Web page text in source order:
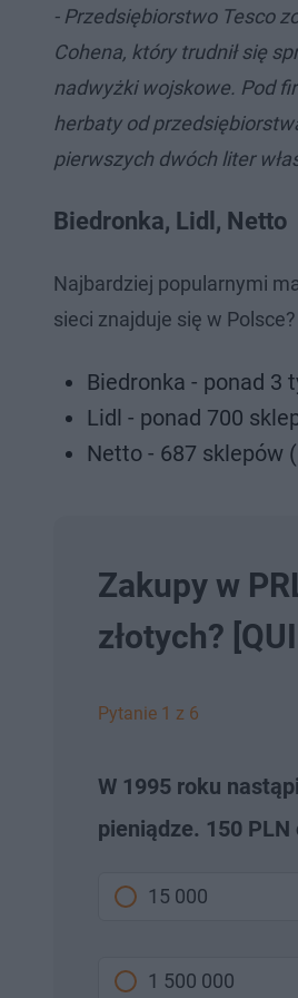
- Przedsiębiorstwo Tesco
Cohena, który trudnił się
nadwyżki wojskowe. Pod
herbaty od
pierwszych dwóch liter
Biedronka, Lidl, Netto
Najbardziej popularnymi
sieci znajduje się w Polsce?
Biedronka - ponad 3
Lidl - ponad 700
Netto - 687 sklepów
Zakupy w
złotych?
Pytanie 1 z 6
W 1995 roku
pieniądze. 150 PLN
15 000
1 500 000